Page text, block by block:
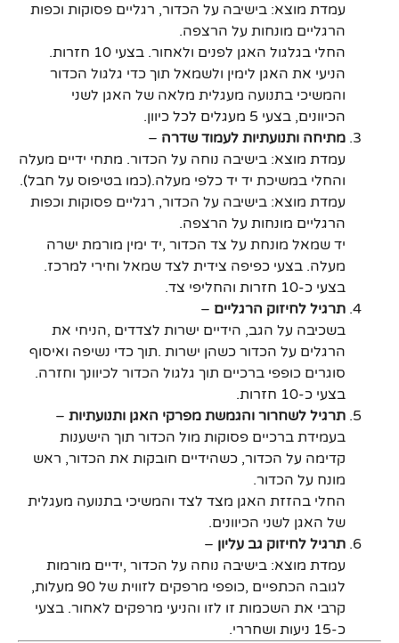
עמדת מוצא: בישיבה על הכדור, רגליים פסוקות וכפות
הרגליים מונחות על הרצפה.
החלי בגלגול האגן לפנים ולאחור. בצעי 10 חזרות.
הניעי את האגן לימין ולשמאל תוך כדי גלגול הכדור
והמשיכי בתנועה מעגלית מלאה של האגן לשני
הכיוונים, בצעי 5 מעגלים לכל כיוון.
מתיחה ותנועתיות לעמוד שדרה –
עמדת מוצא: בישיבה נוחה על הכדור. מתחי ידיים מעלה
והחלי במשיכת יד יד כלפי מעלה.(כמו בטיפוס על חבל).
עמדת מוצא: בישיבה על הכדור, רגליים פסוקות וכפות
הרגליים מונחות על הרצפה.
יד שמאל מונחת על צד הכדור ,יד ימין מורמת ישרה
מעלה. בצעי כפיפה צידית לצד שמאל וחירי למרכז.
בצעי כ-10 חזרות והחליפי צד.
תרגיל לחיזוק הרגליים –
בשכיבה על הגב, הידיים ישרות לצדדים ,הניחי את
הרגלים על הכדור כשהן ישרות .תוך כדי נשיפה ואיסוף
סוגרים כופפי ברכיים תוך גלגול הכדור לכיוונך וחזרה.
בצעי כ-10 חזרות.
תרגיל לשחרור והגמשת מפרקי האגן ותנועתיות –
בעמידת ברכיים פסוקות מול הכדור תוך הישענות
קדימה על הכדור, כשהידיים חובקות את הכדור, ראש
מונח על הכדור.
החלי בהזזת האגן מצד לצד והמשיכי בתנועה מעגלית
של האגן לשני הכיוונים.
תרגיל לחיזוק גב עליון –
עמדת מוצא: בישיבה נוחה על הכדור ,ידיים מורמות
לגובה הכתפיים ,כופפי מרפקים לזווית של 90 מעלות,
קרבי את השכמות זו לזו והניעי מרפקים לאחור. בצעי
כ-15 ניעות ושחררי.